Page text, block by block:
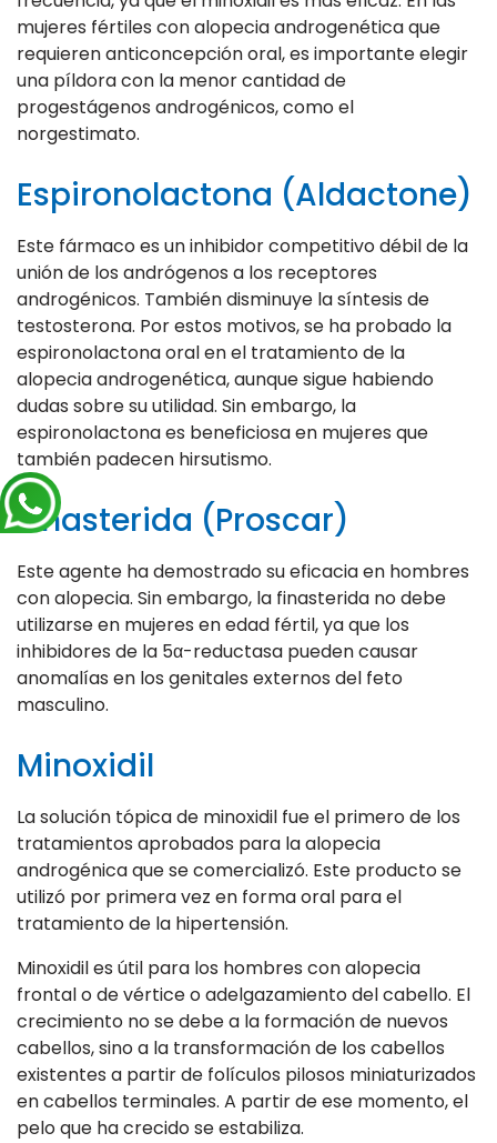
mujeres fértiles con alopecia androgenética que
requieren anticoncepción oral, es importante elegir
una píldora con la menor cantidad de
progestágenos androgénicos, como el
norgestimato.
Espironolactona (Aldactone)
Este fármaco es un inhibidor competitivo débil de la
unión de los andrógenos a los receptores
androgénicos. También disminuye la síntesis de
testosterona. Por estos motivos, se ha probado la
espironolactona oral en el tratamiento de la
alopecia androgenética, aunque sigue habiendo
dudas sobre su utilidad. Sin embargo, la
espironolactona es beneficiosa en mujeres que
también padecen hirsutismo.
Finasterida (Proscar)
Este agente ha demostrado su eficacia en hombres
con alopecia. Sin embargo, la finasterida no debe
utilizarse en mujeres en edad fértil, ya que los
inhibidores de la 5α-reductasa pueden causar
anomalías en los genitales externos del feto
masculino.
Minoxidil
La solución tópica de minoxidil fue el primero de los
tratamientos aprobados para la alopecia
androgénica que se comercializó. Este producto se
utilizó por primera vez en forma oral para el
tratamiento de la hipertensión.
Minoxidil es útil para los hombres con alopecia
frontal o de vértice o adelgazamiento del cabello. El
crecimiento no se debe a la formación de nuevos
cabellos, sino a la transformación de los cabellos
existentes a partir de folículos pilosos miniaturizados
en cabellos terminales. A partir de ese momento, el
pelo que ha crecido se estabiliza.